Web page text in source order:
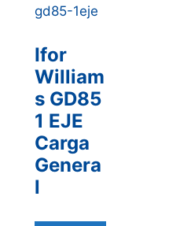
Ifor
William
s GD85
1 EJE
Carga
Genera
l